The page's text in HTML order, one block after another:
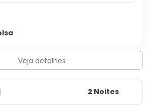
Veja detalhes
2 Noites